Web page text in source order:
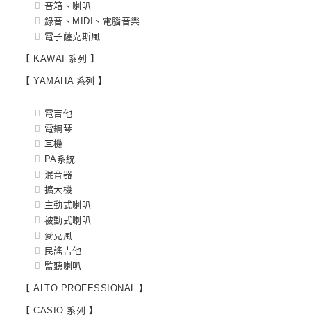
音箱、喇叭
錄音、MIDI、電腦音樂
電子薩克斯風
【 KAWAI 系列 】
【 YAMAHA 系列 】
電吉他
電鋼琴
耳機
PA系統
混音器
擴大機
主動式喇叭
被動式喇叭
麥克風
民謠吉他
監聽喇叭
【 ALTO PROFESSIONAL 】
【 CASIO 系列 】